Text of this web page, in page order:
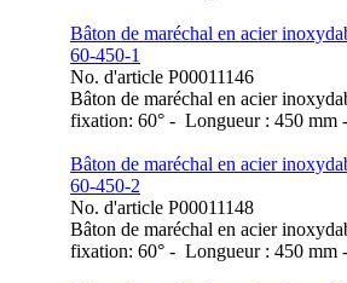
Bâton de maréchal en acier
60-450-1
No. d'article P00011146
Bâton de maréchal en acier
fixation: 60° - Longueur : 450 mm
Bâton de maréchal en acier
60-450-2
No. d'article P00011148
Bâton de maréchal en acier
fixation: 60° - Longueur : 450 mm